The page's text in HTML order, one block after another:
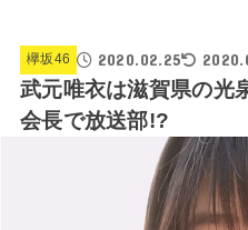
欅坂46 2020.02.25
武元唯衣は滋賀県の光
会長で放送部!?